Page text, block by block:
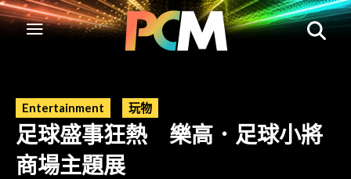
Entertainment 玩物
足球盛事狂熱 樂高．足球小將
商場主題展